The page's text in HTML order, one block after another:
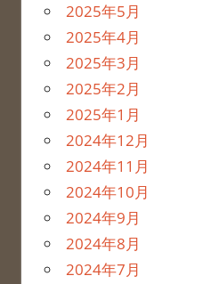
2025年5月
2025年4月
2025年3月
2025年2月
2025年1月
2024年12月
2024年11月
2024年10月
2024年9月
2024年8月
2024年7月